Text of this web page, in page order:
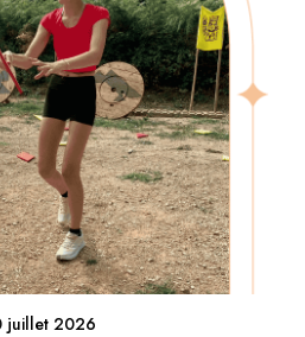
juillet 2026